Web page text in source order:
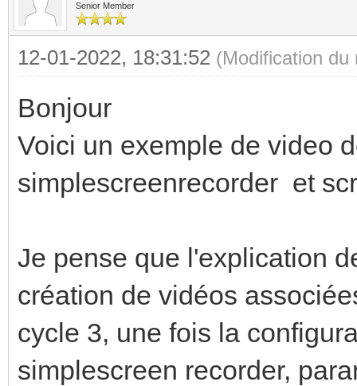
Senior Member
12-01-2022, 18:31:52 (Modification
Bonjour
Voici un exemple de video
simplescreenrecorder et
Je pense que l'explication
création de vidéos
cycle 3, une fois la
simplescreen recorder,